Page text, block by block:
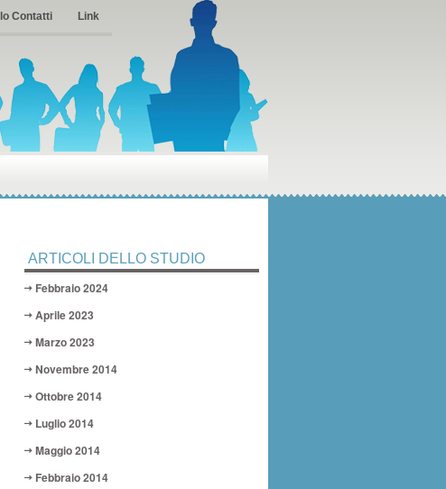
Contatti Link
ARTICOLI DELLO STUDIO
Febbraio 2024
Aprile 2023
Marzo 2023
Novembre 2014
Ottobre 2014
Luglio 2014
Maggio 2014
Febbraio 2014